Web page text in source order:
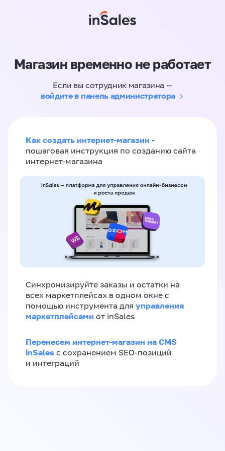
Магазин временно не работает
Если вы сотрудник магазина —
войдите в панель администратора
Как создать интернет-магазин -
пошаговая инструкция по созданию сайта
интернет-магазина
Синхронизируйте заказы и остатки на
всех маркетплейсах в одном окне с
помощью инструмента для управления
маркетплейсами от inSales
Перенесем интернет-магазин на CMS
inSales с сохранением SEO-позиций
и интеграций